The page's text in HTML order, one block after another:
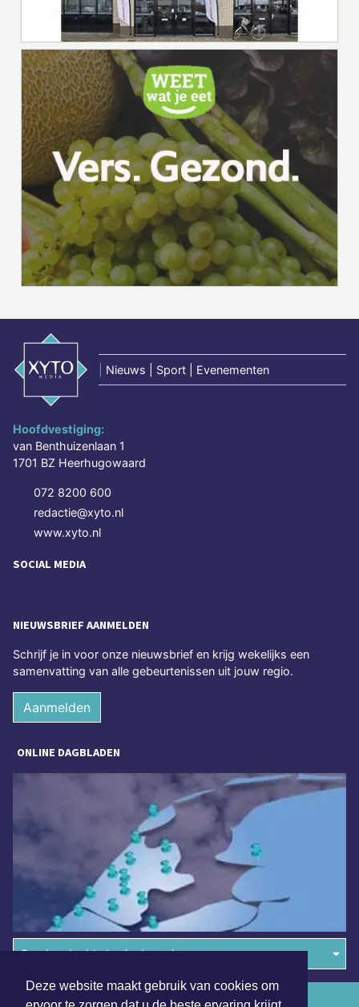
Deze website maakt gebruik van cookies om
Nieuws | Sport | Evenementen
Hoofdvestiging:
van Benthuizenlaan 1
1701 BZ Heerhugowaard
072 8200 600
redactie@xyto.nl
www.xyto.nl
SOCIAL MEDIA
NIEUWSBRIEF AANMELDEN
Schrijf je in voor onze nieuwsbrief en krijg wekelijks een
samenvatting van alle gebeurtenissen uit jouw regio.
Aanmelden
ONLINE DAGBLADEN
Overige dagbladen in de regio
Algemene voorwaarden